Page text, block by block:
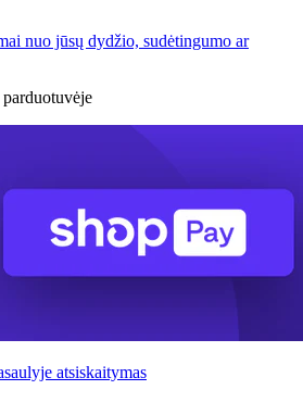
nuo jūsų dydžio, sudėtingumo ar
atsiskaitymas